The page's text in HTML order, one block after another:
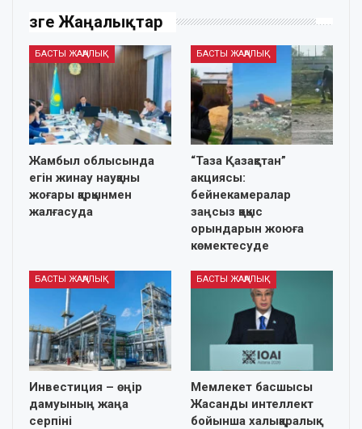
Өзге Жаңалықтар
БАСТЫ ЖАҢАЛЫҚ
Жамбыл облысында
егін жинау науқаны
жоғары қарқынмен
жалғасуда
БАСТЫ ЖАҢАЛЫҚ
“Таза Қазақстан”
акциясы:
бейнекамералар
заңсыз қоқыс
орындарын жоюға
көмектесуде
БАСТЫ ЖАҢАЛЫҚ
Инвестиция – өңір
дамуының жаңа
серпіні
БАСТЫ ЖАҢАЛЫҚ
Мемлекет басшысы
Жасанды интеллект
бойынша халықаралық